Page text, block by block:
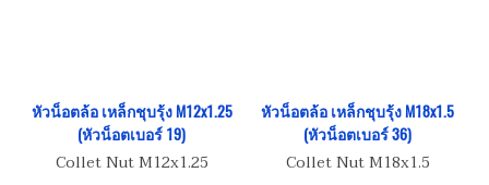
หัวน็อตล้อ เหล็กชุบรุ้ง M12x1.25
(หัวน็อตเบอร์ 19)
Collet Nut M12x1.25
หัวน็อตล้อ เหล็กชุบรุ้ง M18x1.5
(หัวน็อตเบอร์ 36)
Collet Nut M18x1.5